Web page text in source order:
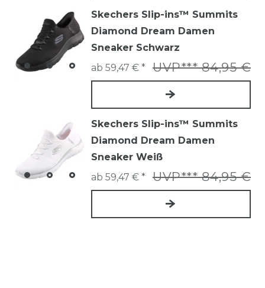
Skechers Slip-ins™ Summits
Diamond Dream Damen
Sneaker Schwarz
UVP*** 84,95 €
ab 59,47 € *
Skechers Slip-ins™ Summits
Diamond Dream Damen
Sneaker Weiß
UVP*** 84,95 €
ab 59,47 € *